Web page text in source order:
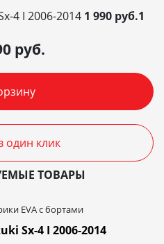
4 I 2006-2014 1 990 руб.1
руб.
один клик
ТОВАРЫ
EVA c бортами
Sx-4 I 2006-2014